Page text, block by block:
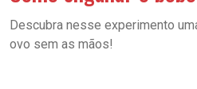
Descubra nesse experimento
ovo sem as mãos!